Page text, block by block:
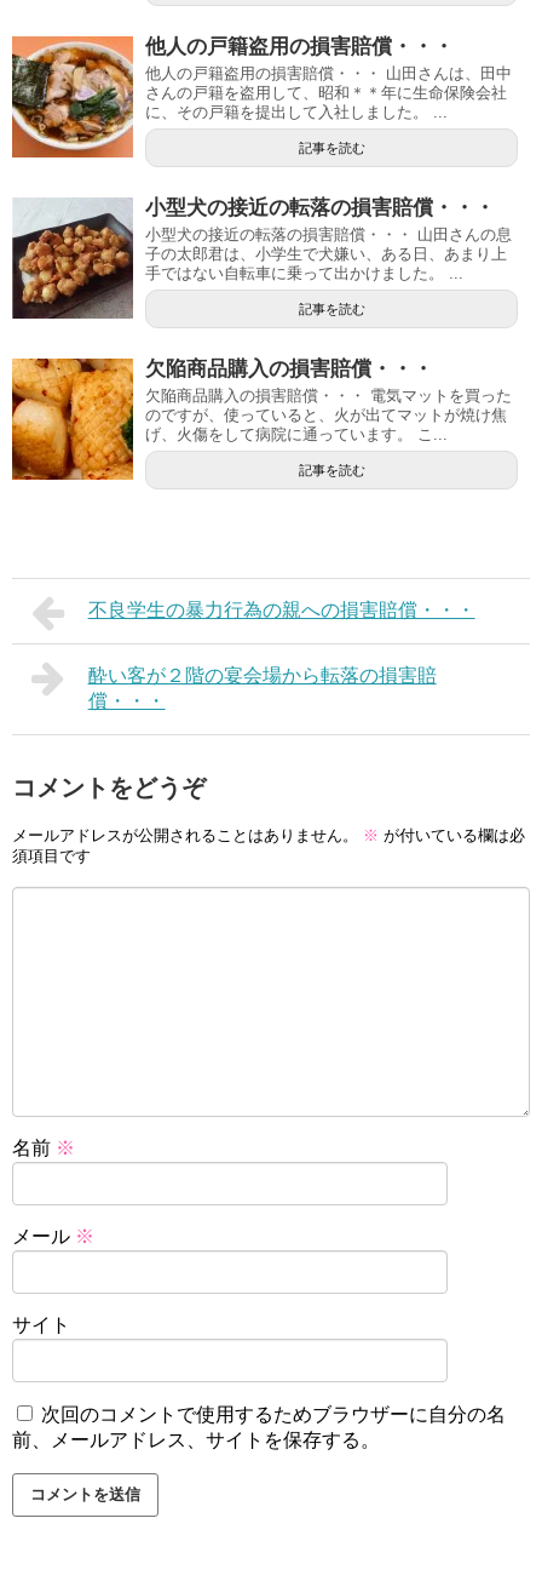
他人の戸籍盗用の損害賠償・・・
他人の戸籍盗用の損害賠償・・・ 山田さんは、田中
さんの戸籍を盗用して、昭和＊＊年に生命保険会社
に、その戸籍を提出して入社しました。 ...
記事を読む
小型犬の接近の転落の損害賠償・・・
小型犬の接近の転落の損害賠償・・・ 山田さんの息
子の太郎君は、小学生で犬嫌い、ある日、あまり上
手ではない自転車に乗って出かけました。 ...
記事を読む
欠陥商品購入の損害賠償・・・
欠陥商品購入の損害賠償・・・ 電気マットを買った
のですが、使っていると、火が出てマットが焼け焦
げ、火傷をして病院に通っています。 こ...
記事を読む
不良学生の暴力行為の親への損害賠償・・・
酔い客が２階の宴会場から転落の損害賠
償・・・
コメントをどうぞ
メールアドレスが公開されることはありません。 ※ が付いている欄は必
須項目です
名前 ※
メール ※
サイト
次回のコメントで使用するためブラウザーに自分の名
前、メールアドレス、サイトを保存する。